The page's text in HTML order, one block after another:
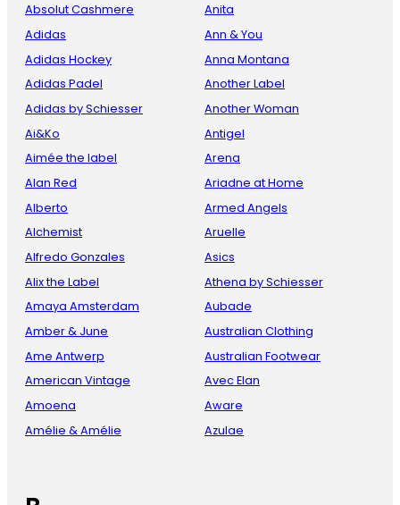
Absolut Cashmere
Adidas
Adidas Hockey
Adidas Padel
Adidas by Schiesser
Ai&Ko
Aimée the label
Alan Red
Alberto
Alchemist
Alfredo Gonzales
Alix the Label
Amaya Amsterdam
Amber & June
Ame Antwerp
American Vintage
Amoena
Amélie & Amélie
Anita
Ann & You
Anna Montana
Another Label
Another Woman
Antigel
Arena
Ariadne at Home
Armed Angels
Aruelle
Asics
Athena by Schiesser
Aubade
Australian Clothing
Australian Footwear
Avec Elan
Aware
Azulae